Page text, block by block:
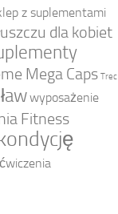
z suplementami
dla kobiet
Mega Caps Trec
wyposażenie
Fitness
ćwiczenia